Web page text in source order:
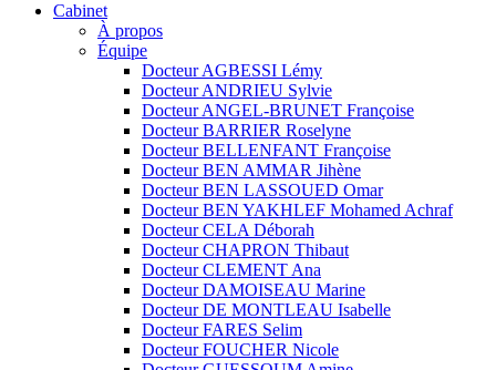
Cabinet
À propos
Équipe
Docteur AGBESSI Lémy
Docteur ANDRIEU Sylvie
Docteur ANGEL-BRUNET Françoise
Docteur BARRIER Roselyne
Docteur BELLENFANT Françoise
Docteur BEN AMMAR Jihène
Docteur BEN LASSOUED Omar
Docteur BEN YAKHLEF Mohamed Achraf
Docteur CELA Déborah
Docteur CHAPRON Thibaut
Docteur CLEMENT Ana
Docteur DAMOISEAU Marine
Docteur DE MONTLEAU Isabelle
Docteur FARES Selim
Docteur FOUCHER Nicole